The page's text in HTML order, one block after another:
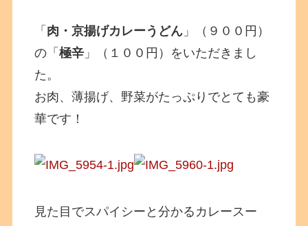
「 肉・京揚げカレーうどん 」（９００円）
の「極辛 」（１００円）をいただきまし
た。
お肉、薄揚げ、野菜がたっぷりでとても豪
華です！
見た目でスパイシーと分かるカレースー